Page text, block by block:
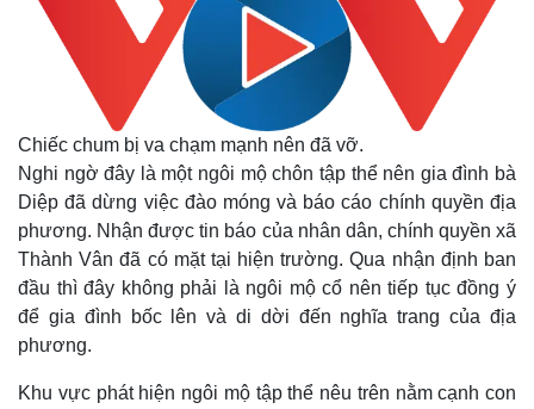
Chiếc chum bị va chạm mạnh nên đã vỡ.
Nghi ngờ đây là một ngôi mộ chôn tập thể nên gia đình bà
Diệp đã dừng việc đào móng và báo cáo chính quyền địa
phương. Nhận được tin báo của nhân dân, chính quyền xã
Thành Vân đã có mặt tại hiện trường. Qua nhận định ban
đầu thì đây không phải là ngôi mộ cổ nên tiếp tục đồng ý
để gia đình bốc lên và di dời đến nghĩa trang của địa
phương.
Khu vực phát hiện ngôi mộ tập thể nêu trên nằm cạnh con